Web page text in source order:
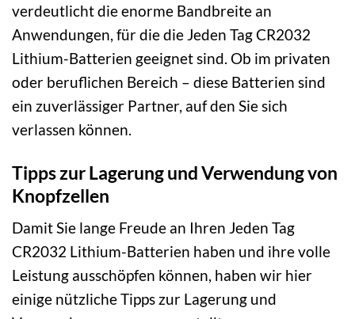
verdeutlicht die enorme Bandbreite an
Anwendungen, für die die Jeden Tag CR2032
Lithium-Batterien geeignet sind. Ob im privaten
oder beruflichen Bereich – diese Batterien sind
ein zuverlässiger Partner, auf den Sie sich
verlassen können.
Tipps zur Lagerung und Verwendung von
Knopfzellen
Damit Sie lange Freude an Ihren Jeden Tag
CR2032 Lithium-Batterien haben und ihre volle
Leistung ausschöpfen können, haben wir hier
einige nützliche Tipps zur Lagerung und